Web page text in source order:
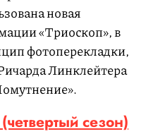
новая
«Триоскоп», в
фотоперекладки,
Линклейтера
сезон)